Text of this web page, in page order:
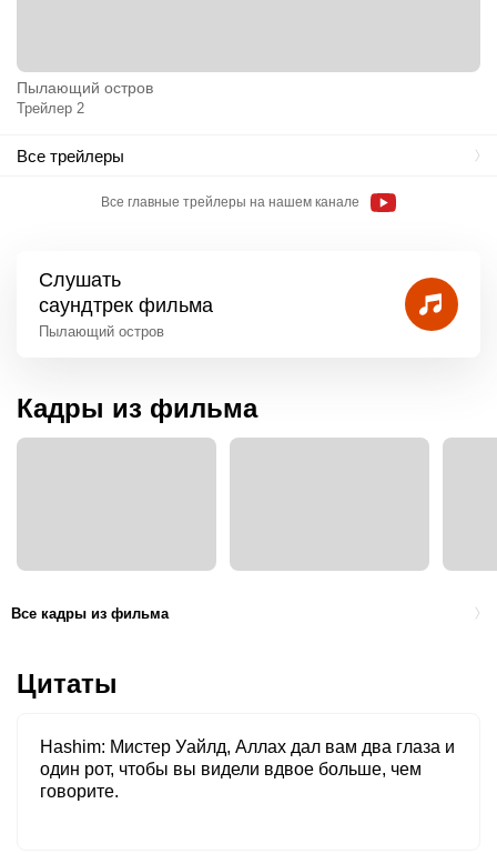
Пылающий остров
Трейлер 2
Все трейлеры
Все главные трейлеры на нашем канале
Слушать
саундтрек фильма
Пылающий остров
Кадры из фильма
Все кадры из фильма
Цитаты
Hashim Мистер Уайлд, Аллах дал вам два глаза и
один рот, чтобы вы видели вдвое больше, чем
говорите.